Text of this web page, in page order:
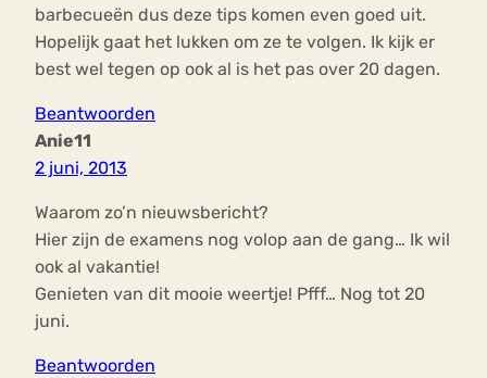
barbecueën dus deze tips komen even goed uit.
Hopelijk gaat het lukken om ze te volgen. Ik kijk er
best wel tegen op ook al is het pas over 20 dagen.
Beantwoorden
Anie11
2 juni, 2013
Waarom zo’n nieuwsbericht?
Hier zijn de examens nog volop aan de gang… Ik wil
ook al vakantie!
Genieten van dit mooie weertje! Pfff… Nog tot 20
juni.
Beantwoorden